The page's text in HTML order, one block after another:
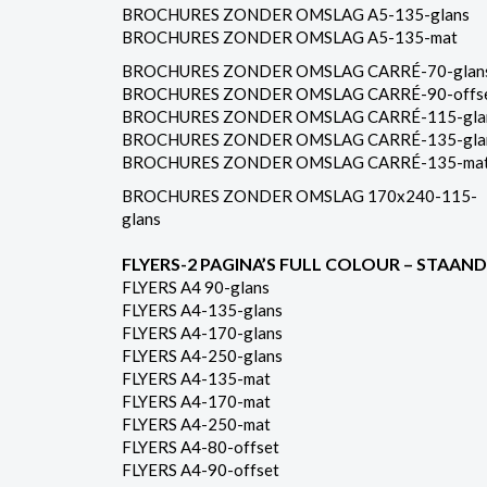
BROCHURES ZONDER OMSLAG A5-135-glans
BROCHURES ZONDER OMSLAG A5-135-mat
BROCHURES ZONDER OMSLAG CARRÉ-70-
BROCHURES ZONDER OMSLAG CARRÉ-90-
BROCHURES ZONDER OMSLAG CARRÉ-115-
BROCHURES ZONDER OMSLAG CARRÉ-135-
BROCHURES ZONDER OMSLAG CARRÉ-135-
BROCHURES ZONDER OMSLAG 170x240-115-
glans
FLYERS-2 PAGINA’S FULL COLOUR – STAAND
FLYERS A4 90-glans
FLYERS A4-135-glans
FLYERS A4-170-glans
FLYERS A4-250-glans
FLYERS A4-135-mat
FLYERS A4-170-mat
FLYERS A4-250-mat
FLYERS A4-80-offset
FLYERS A4-90-offset